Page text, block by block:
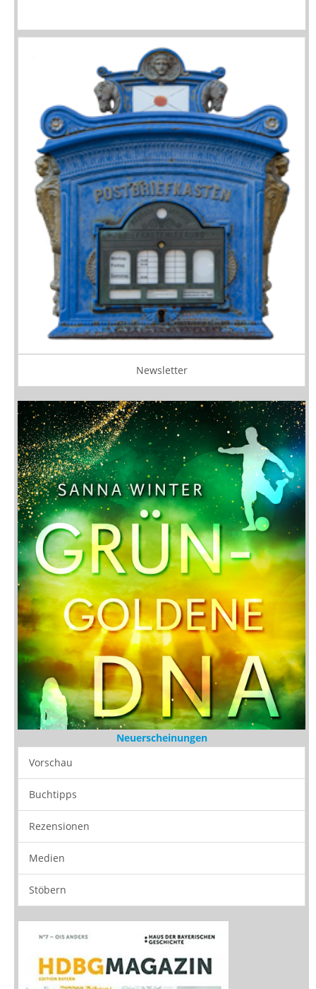
Newsletter
Neuerscheinungen
Vorschau
Buchtipps
Rezensionen
Medien
Stöbern